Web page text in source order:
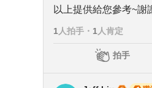
以上提供給您參考~謝
1 人拍手 ・ 1 人肯定
拍手